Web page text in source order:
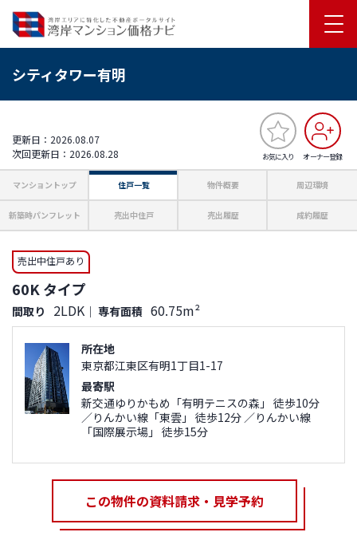
シティタワー有明
お気に入り オーナー登録
更新日：2026.08.07
次回更新日：2026.08.28
マンショントップ 住戸一覧 物件概要 周辺環境
新築時パンフレット 売出中住戸 売出履歴 成約履歴
売出中住戸あり
60K タイプ
間取り 2LDK ｜ 専有面積 60.75m²
所在地
東京都江東区有明1丁目1-17
最寄駅
新交通ゆりかもめ「有明テニスの森」 徒歩10分
／りんかい線「東雲」 徒歩12分 ／りんかい線
「国際展示場」 徒歩15分
この物件の資料請求・見学予約